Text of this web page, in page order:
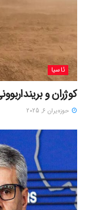
ئاسیا
کوژران و برینداربوونی 15 سەربازی زایۆنیست لە
حوزه‌یران 6, 2025